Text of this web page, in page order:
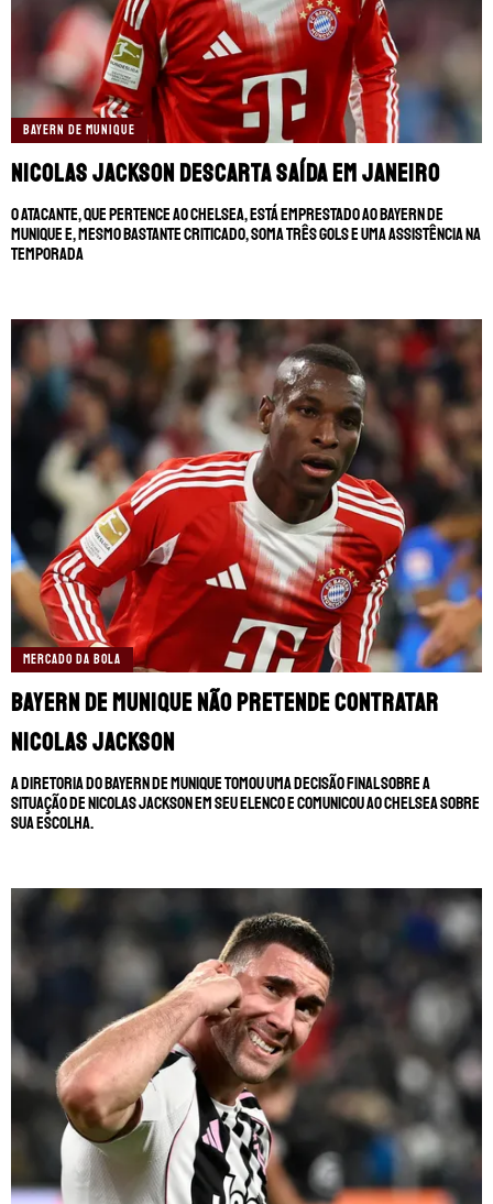
BAYERN DE MUNIQUE
Nicolas Jackson descarta saída em janeiro
O atacante, que pertence ao Chelsea, está emprestado ao Bayern de
Munique e, mesmo bastante criticado, soma três gols e uma assistência na
temporada
MERCADO DA BOLA
Bayern de Munique não pretende contratar
Nicolas Jackson
A diretoria do Bayern de Munique tomou uma decisão final sobre a
situação de Nicolas Jackson em seu elenco e comunicou ao Chelsea sobre
sua escolha.